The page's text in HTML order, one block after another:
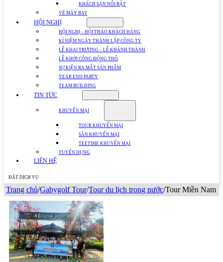
KHÁCH SẠN NỔI BẬT
VÉ MÁY BAY
HỘI NGHỊ
HỘI NGHỊ – HỘI THẢO KHÁCH HÀNG
KỈ NIỆM NGÀY THÀNH LẬP CÔNG TY
LỄ KHAI TRƯƠNG – LỄ KHÁNH THÀNH
LỄ KHỞI CÔNG ĐỘNG THỔ
SỰ KIỆN RA MẮT SẢN PHẨM
YEAR END PARTY
TEAM BUILDING
TIN TỨC
KHUYẾN MẠI
TOUR KHUYẾN MẠI
SÂN KHUYẾN MẠI
TEETIME KHUYẾN MẠI
TUYỂN DỤNG
LIÊN HỆ
ĐẶT DỊCH VỤ
Trang chủ/Gabygolf Tour/Tour du lịch trong nước/Tour Miền Nam